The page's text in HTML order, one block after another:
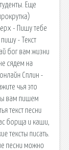
Еще
- Пишу тебе
- Текст
бог вам жизни
сядем на
Сплин -
чья это
вам пишем
текст песни
борща и каши,
тексты писать.
песни можно